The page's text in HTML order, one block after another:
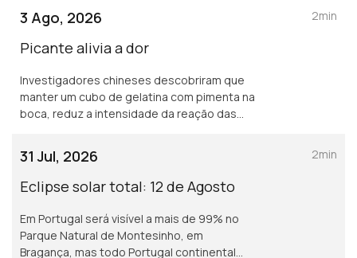
3 Ago, 2026
Picante alivia a dor
Investigadores chineses descobriram que
manter um cubo de gelatina com pimenta na
boca, reduz a intensidade da reação das
2min
31 Jul, 2026
Eclipse solar total: 12 de Agosto
Em Portugal será visível a mais de 99% no
Parque Natural de Montesinho, em
Bragança, mas todo Portugal continental
2min